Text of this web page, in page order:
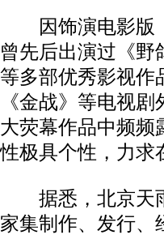
因饰演电影版《
曾先后出演过《野
等多部优秀影视作
《金战》等电视
大荧幕作品中频频
性极具个性，力求
据悉，北京天雨
家集制作、发行、